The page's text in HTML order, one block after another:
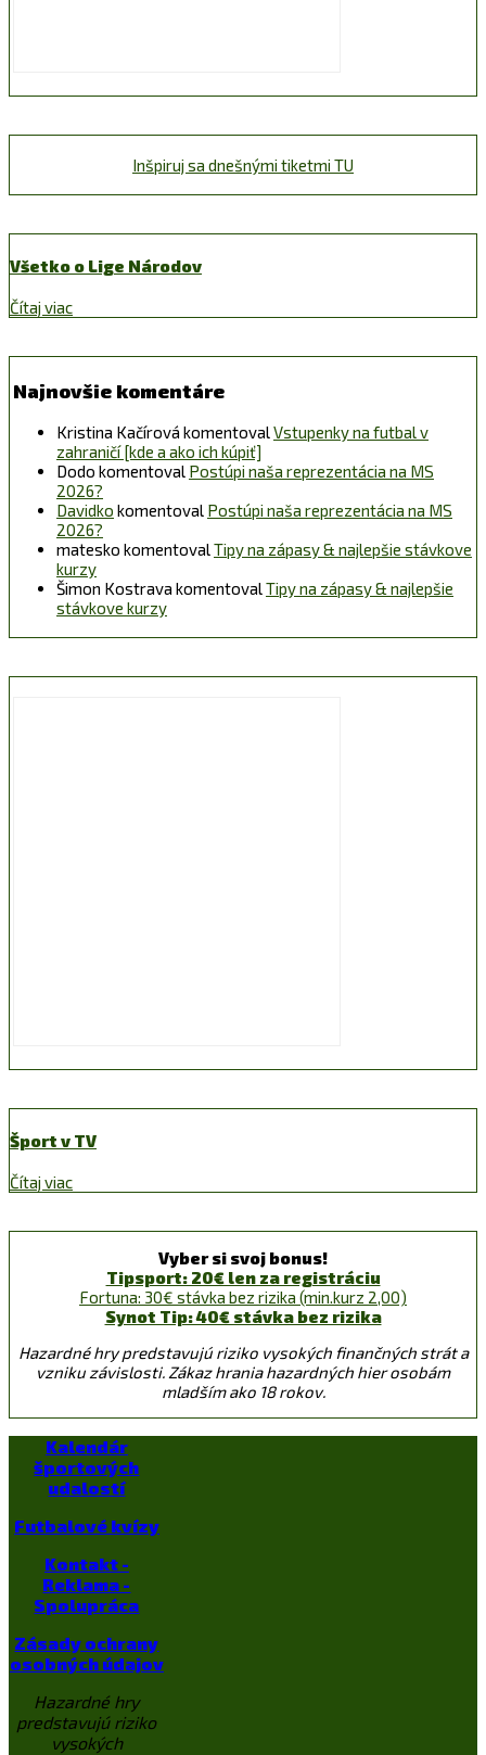
Inšpiruj sa dnešnými tiketmi TU
Všetko o Lige Národov
Čítaj viac
Najnovšie komentáre
Kristina Kačírová komentovalVstupenky na futbal v
zahraničí [kde a ako ich kúpiť]
Dodo komentoval Postúpi naša reprezentácia na MS
2026?
Davidko komentoval Postúpi naša reprezentácia na MS
2026?
matesko komentovalTipy na zápasy & najlepšie stávkove
kurzy
Šimon Kostrava komentovalTipy na zápasy & najlepšie
stávkove kurzy
Šport v TV
Čítaj viac
Vyber si svoj bonus!
Tipsport: 20€ len za registráciu
Fortuna: 30€ stávka bez rizika (min.kurz 2,00)
Synot Tip: 40€ stávka bez rizika
Hazardné hry predstavujú riziko vysokých finančných strát a
vzniku závislosti. Zákaz hrania hazardných hier osobám
mladším ako 18 rokov.
Kalendár
športových
udalostí
Futbalové kvízy
Kontakt -
Reklama -
Spolupráca
Zásady ochrany
osobných údajov
Hazardné hry
predstavujú riziko
vysokých